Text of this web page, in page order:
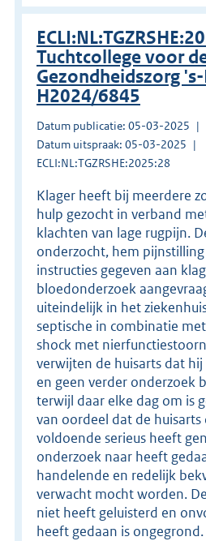
Tuchtcollege voor
Gezondheidszorg
H2024/6845
Datum publicatie: 05-03-2025
Datum uitspraak: 05-03-2025
ECLI:NL:TGZRSHE:2025:28
Klager heeft bij meerdere
hulp gezocht in verband
klachten van lage rugpijn.
onderzocht, hem
instructies gegeven aan
bloedonderzoek
uiteindelijk in het
septische in combinatie
shock met
verwijten de huisarts dat
en geen verder onderzoek
terwijl daar elke dag om is
van oordeel dat de
voldoende serieus heeft
onderzoek naar heeft
handelende en redelijk
verwacht mocht worden.
niet heeft geluisterd en
heeft gedaan is ongegrond.